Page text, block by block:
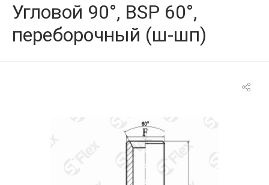
Угловой 90°, BSP 60°,
переборочный (ш-шп)